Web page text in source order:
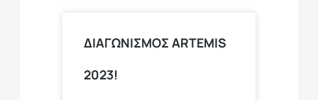
ΔΙΑΓΩΝΙΣΜΟΣ ARTEMIS
2023!